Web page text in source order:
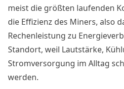
meist die größten laufenden
die Effizienz des Miners, also
Rechenleistung zu
Standort, weil Lautstärke,
Stromversorgung im Alltag
werden.